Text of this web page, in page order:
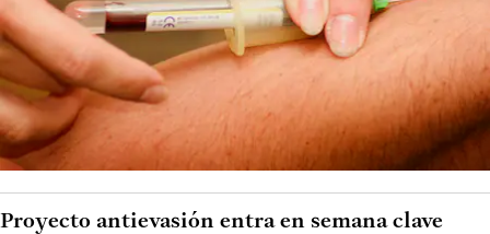
Proyecto antievasión entra en semana clave